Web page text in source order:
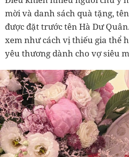
mời và danh sách quà tặng,
được đặt trước tên Hà Dư
xem như cách vị thiếu gia thể
yêu thương dành cho vợ siêu